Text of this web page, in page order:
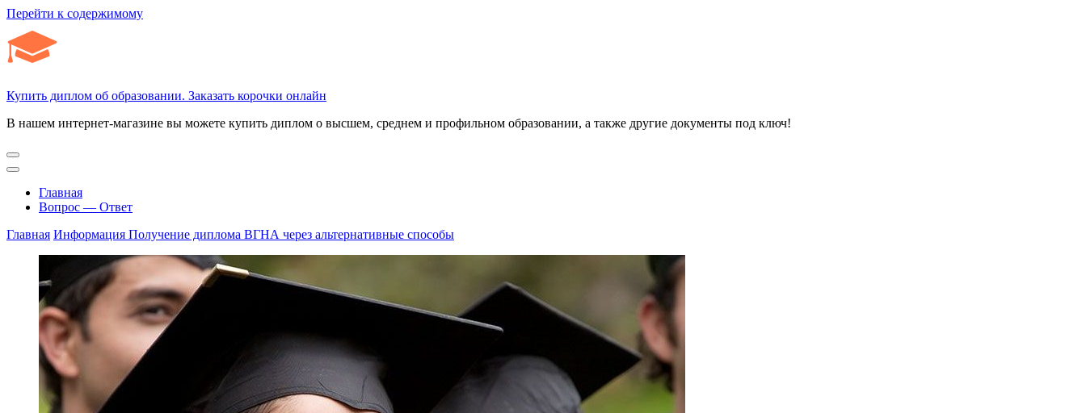
Перейти к содержимому
Купить диплом об образовании. Заказать корочки онлайн
В нашем интернет-магазине вы можете купить диплом о высшем, среднем и профильном образовании, а также другие документы под ключ!
Главная
Вопрос — Ответ
Главная Информация Получение диплома ВГНА через альтернативные способы